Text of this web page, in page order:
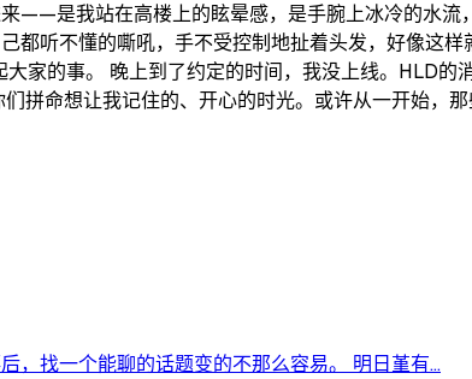
——是我站在高楼上的眩晕感，是手腕上冰冷的水流
听不懂的嘶吼，手不受控制地扯着头发，好像这
家的事。 晚上到了约定的时间，我没上线。HLD的
命想让我记住的、开心的时光。或许从一开始，
，找一个能聊的话题变的不那么容易。 明日堇有...